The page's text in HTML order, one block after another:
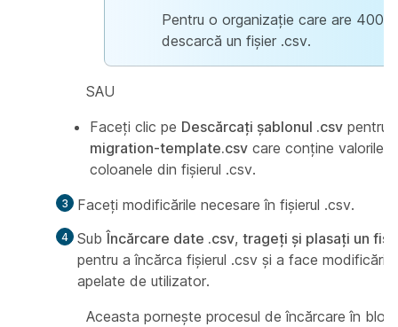
Pentru o organizație care are 400
descarcă un fișier .csv.
SAU
Faceți clic pe Descărcați șablonul .csv pentru
migration-template.csv care conține valorile
coloanele din fișierul .csv.
Faceți modificările necesare în fișierul .csv.
SubÎncărcare date .csv, trageți și plasați un
pentru a încărca fișierul .csv și a face
apelate de utilizator.
Aceasta pornește procesul de încărcare în